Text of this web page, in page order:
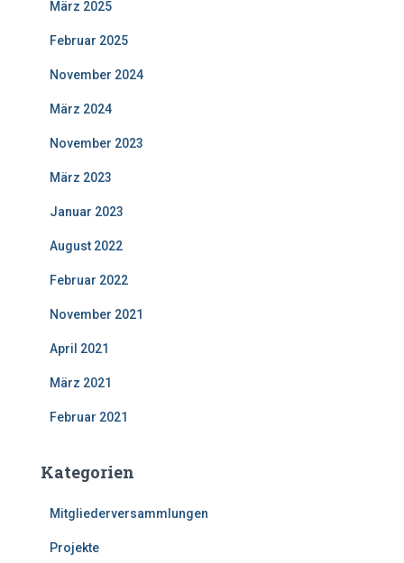
März 2025
Februar 2025
November 2024
März 2024
November 2023
März 2023
Januar 2023
August 2022
Februar 2022
November 2021
April 2021
März 2021
Februar 2021
Kategorien
Mitgliederversammlungen
Projekte